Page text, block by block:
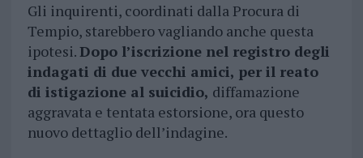
Gli inquirenti, coordinati dalla Procura di
Tempio, starebbero vagliando anche questa
ipotesi.Dopo l’iscrizione nel registro degli
indagati di due vecchi amici, per il reato
di istigazione al suicidio, diffamazione
aggravata e tentata estorsione, ora questo
nuovo dettaglio dell’indagine.